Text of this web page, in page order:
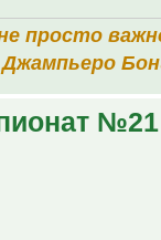
просто
№21